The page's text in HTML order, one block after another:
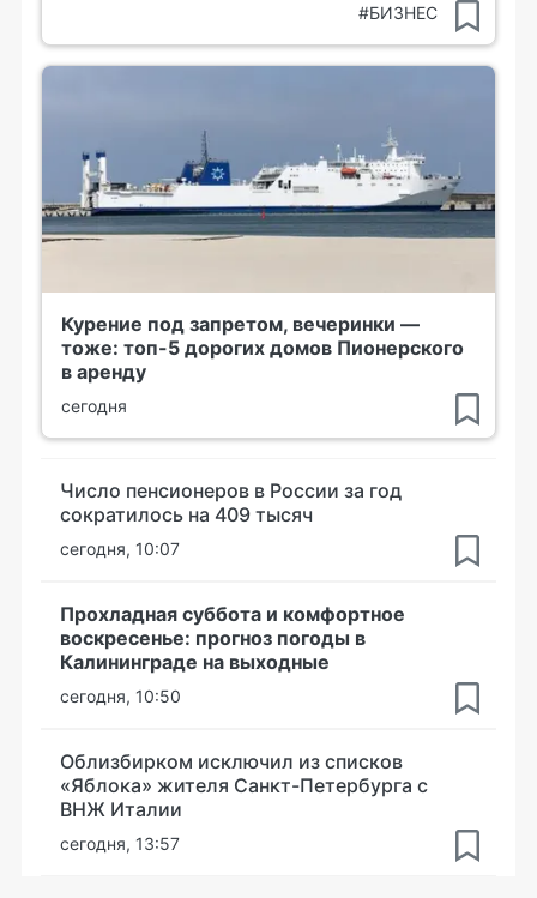
#БИЗНЕС
Курение под запретом, вечеринки —
тоже: топ-5 дорогих домов Пионерского
в аренду
сегодня
Число пенсионеров в России за год
сократилось на 409 тысяч
сегодня, 10:07
Прохладная суббота и комфортное
воскресенье: прогноз погоды в
Калининграде на выходные
сегодня, 10:50
Облизбирком исключил из списков
«Яблока» жителя Санкт-Петербурга с
ВНЖ Италии
сегодня, 13:57